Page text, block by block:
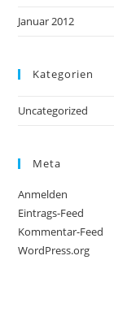
Januar 2012
Kategorien
Uncategorized
Meta
Anmelden
Eintrags-Feed
Kommentar-Feed
WordPress.org